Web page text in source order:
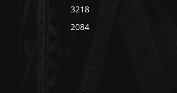
3218
2084